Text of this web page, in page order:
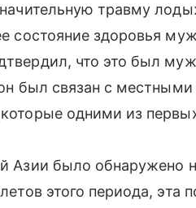
травму
состояние здоровья
что это был
был связан с
одними из
Азии было обнаружено
этого периода, эта